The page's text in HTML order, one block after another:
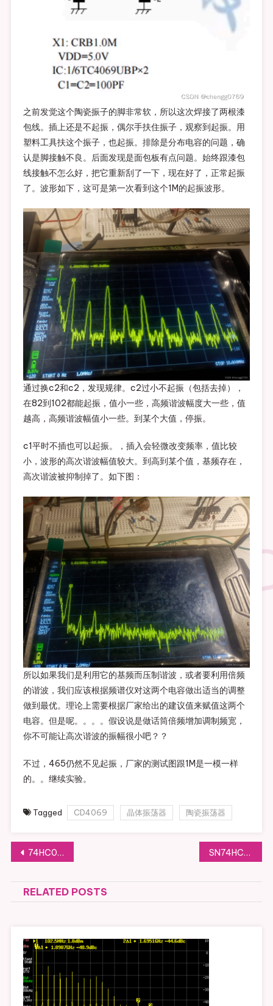
之前发觉这个陶瓷振子的脚非常软，所以这次焊接了两根漆
包线。插上还是不起振，偶尔手扶住振子，观察到起振。用
塑料工具扶这个振子，也起振。排除是分布电容的问题，确
认是脚接触不良。后面发现是面包板有点问题。始终跟漆包
线接触不怎么好，把它重新刮了一下，现在好了，正常起振
了。波形如下，这可是第一次看到这个1M的起振波形。
通过换c2和c2，发现规律。c2过小不起振（包括去掉），
在82到102都能起振，值小一些，高频谐波幅度大一些，值
越高，高频谐波幅值小一些。到某个大值，停振。
c1平时不插也可以起振。，插入会轻微改变频率，值比较
小，波形的高次谐波幅值较大。到高到某个值，基频存在，
高次谐波被抑制掉了。如下图：
所以如果我们是利用它的基频而压制谐波，或者要利用倍频
的谐波，我们应该根据频谱仪对这两个电容做出适当的调整
做到最优。理论上需要根据厂家给出的建议值来赋值这两个
电容。但是呢。。。。假设说是做话筒倍频增加调制频宽，
你不可能让高次谐波的振幅很小吧？？
不过，465仍然不见起振，厂家的测试图跟1M是一模一样
的。。继续实验。
Tagged CD4069 晶体振荡器 陶瓷振荡器
文章导航
74HC04做陶瓷和晶体振荡器实验初步 SN74HC14+陶瓷振子做振荡器的试验初步
RELATED POSTS